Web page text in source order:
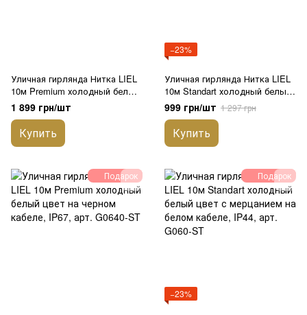
Уличная гирлянда Нитка LIEL
10м Premium холодный белый
цвет с мерцанием на черном
кабеле, IP67, арт. G056-ST
1 899 грн/шт
Купить
−23%
Уличная гирлянда Нитка LIEL
10м Standart холодный белый
цвет на черном кабеле, IP44,
арт. G067-ST
999 грн/шт 1 297 грн
Купить
Подарок Подарок
−23%